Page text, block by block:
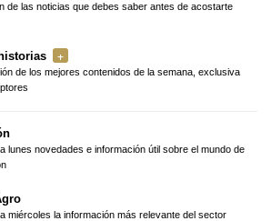
de las noticias que debes saber antes de acostarte
de los mejores contenidos de la semana, exclusiva
lunes novedades e información útil sobre el mundo de
miércoles la información más relevante del sector